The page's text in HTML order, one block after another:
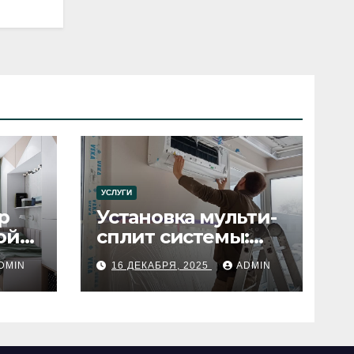
УСЛУГИ
Установка мульти-
сплит системы:
пошаговое
руководство
16 ДЕКАБРЯ, 2025 ADMIN